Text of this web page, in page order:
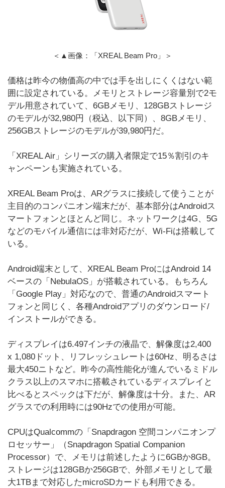
＜▲画像：「XREAL Beam Pro」＞
価格は昨今の物価高の中では手を出しにくくはない範
囲に設定されている。メモリとストレージ容量別で2モ
デル用意されていて、6GBメモリ、128GBストレージ
のモデルが32,980円（税込、以下同）、8GBメモリ、
256GBストレージのモデルが39,980円だ。
「XREAL Air」シリーズの購入者限定で15％割引のキ
ャンペーンも実施されている。
XREAL Beam Proは、ARグラスに接続して使うことが
主目的のコンパニオン端末だが、基本部分はAndroidス
マートフォンとほとんど同じ。ネットワークは4G、5G
などのモバイル通信には非対応だが、Wi-Fiは搭載して
いる。
Android端末として、XREAL Beam ProにはAndroid 14
ベースの「NebulaOS」が搭載されている。もちろん
「Google Play」対応なので、普通のAndroidスマート
フォンと同じく、各種Androidアプリのダウンロード/
インストールができる。
ディスプレイは6.497インチの液晶で、解像度は2,400
x 1,080ドット、リフレッシュレートは60Hz、明るさは
最大450ニトなど。昨今の高性能化が進んでいるミドル
クラス以上のスマホに搭載されているディスプレイと
比べるとスペックは下だが、解像度は十分。また、AR
グラスでの利用時には90Hzでの使用が可能。
CPUはQualcommの「Snapdragon 空間コンパニオンプ
ロセッサー」（Snapdragon Spatial Companion
Processor）で、メモリは前述したように6GBか8GB。
ストレージは128GBか256GBで、外部メモリとして最
大1TBまで対応したmicroSDカードも利用できる。